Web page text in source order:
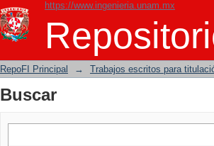
https://www.ingenieria.unam.mx
Buscar
RepoFI Principal → Trabajos escritos para
Buscar